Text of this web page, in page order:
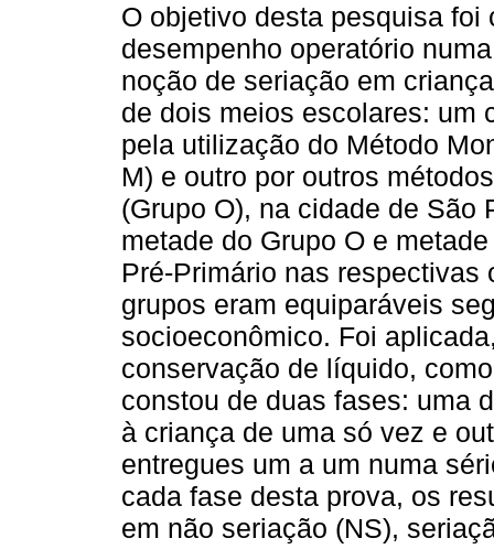
O objetivo desta pesquisa foi
desempenho operatório
noção de seriação em
de dois meios escolares: um
pela utilização do Método
M) e outro por outros
(Grupo O), na cidade de São
metade do Grupo O e
Pré-Primário nas
grupos eram equiparáveis
socioeconômico. Foi
conservação de líquido,
constou de duas fases: uma
à criança de uma só vez e
entregues um a um numa
cada fase desta prova, os
em não seriação (NS),